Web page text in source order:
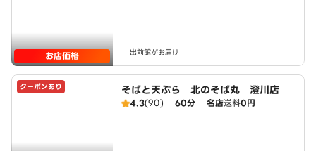
お店価格 出前館がお届け
クーポンあり そばと天ぷら 北のそば丸 澄川店
4.3(90) 60分 名店送料0円